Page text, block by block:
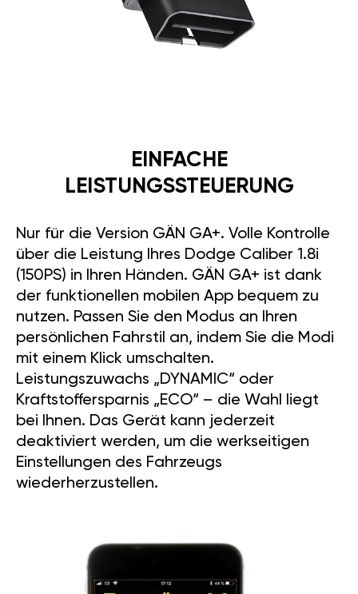
EINFACHE
LEISTUNGSSTEUERUNG
Nur für die Version GÄN GA+. Volle Kontrolle
über die Leistung Ihres Dodge Caliber 1.8i
(150PS) in Ihren Händen. GÄN GA+ ist dank
der funktionellen mobilen App bequem zu
nutzen. Passen Sie den Modus an Ihren
persönlichen Fahrstil an, indem Sie die Modi
mit einem Klick umschalten.
Leistungszuwachs „DYNAMIC“ oder
Kraftstoffersparnis „ECO“ – die Wahl liegt
bei Ihnen. Das Gerät kann jederzeit
deaktiviert werden, um die werkseitigen
Einstellungen des Fahrzeugs
wiederherzustellen.